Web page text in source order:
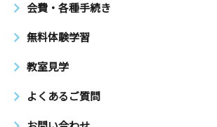
会費・各種手続き
無料体験学習
教室見学
よくあるご質問